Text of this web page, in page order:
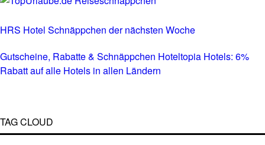
HRS Hotel Schnäppchen der nächsten Woche
Gutscheine, Rabatte & Schnäppchen Hoteltopia Hotels: 6%
Rabatt auf alle Hotels in allen Ländern
TAG CLOUD